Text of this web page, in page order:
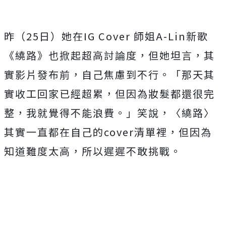
昨（25 日）她在IG Cover 師姐A-Lin新歌
《繞路》也掀起超高討論度，但她坦言， 其
實影片發布前，自己焦慮到不行。「那天其
實收工回家已經超累， 但因為妝髮都還很完
整，我就覺得不能浪費。」笑說，〈繞路〉
其實一直都在自己的cover清單裡，但因為
知道難度太高， 所以遲遲不敢挑戰。